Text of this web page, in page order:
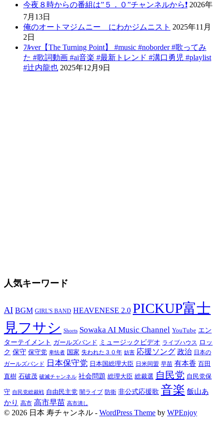
今夜８時からの番組は”５．０”チャンネルから❗️ 2026年
7月13日
俺のオートマジムニー にわかジムニスト 2025年11月
2日
ﾌﾙver【The Turning Point】 #music #noborder #歌ってみ
た #歌詞動画 #ai音楽 #最新トレンド #溝口勇児 #playlist
#辻内龍也 2025年12月9日
人気キーワード
AI BGM GIRL'S BAND HEAVENESE 2.0 PICKUP富士
見フサシ Shorts Sowaka AI Music Channel YouTube エン
ターテイメント ガールズバンド ミュージックビデオ ライブハウス
ロッ
ク 保守 保守党 卑怯者 国家 失われた３０年 妨害 応援ソング 政治 日本の
ガールズバンド
日本保守党 日本国総理大臣 日米同盟 早苗 有本香 百田
直樹 石破茂 破滅チャンネル 社会問題 総理大臣 総裁選 自民党 自民党保
守 自民党総裁戦 自由民主党 闇ライブ 防衛 非公式応援歌 音楽 飯山あ
かり 高市 高市早苗 高市潰し
© 2026 日本 寿チャンネル - WordPress Theme by WPEnjoy